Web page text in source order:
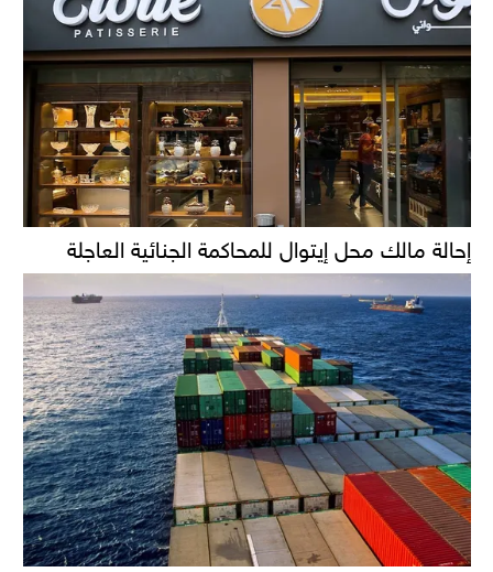
إحالة مالك محل إيتوال للمحاكمة الجنائية العاجلة